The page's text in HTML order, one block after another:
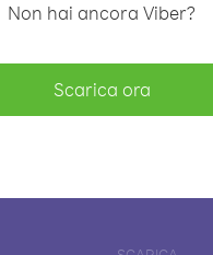
Non hai ancora Viber?
Scarica ora